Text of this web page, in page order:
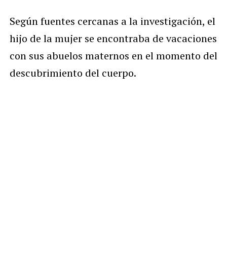
Según fuentes cercanas a la investigación, el
hijo de la mujer se encontraba de vacaciones
con sus abuelos maternos en el momento del
descubrimiento del cuerpo.